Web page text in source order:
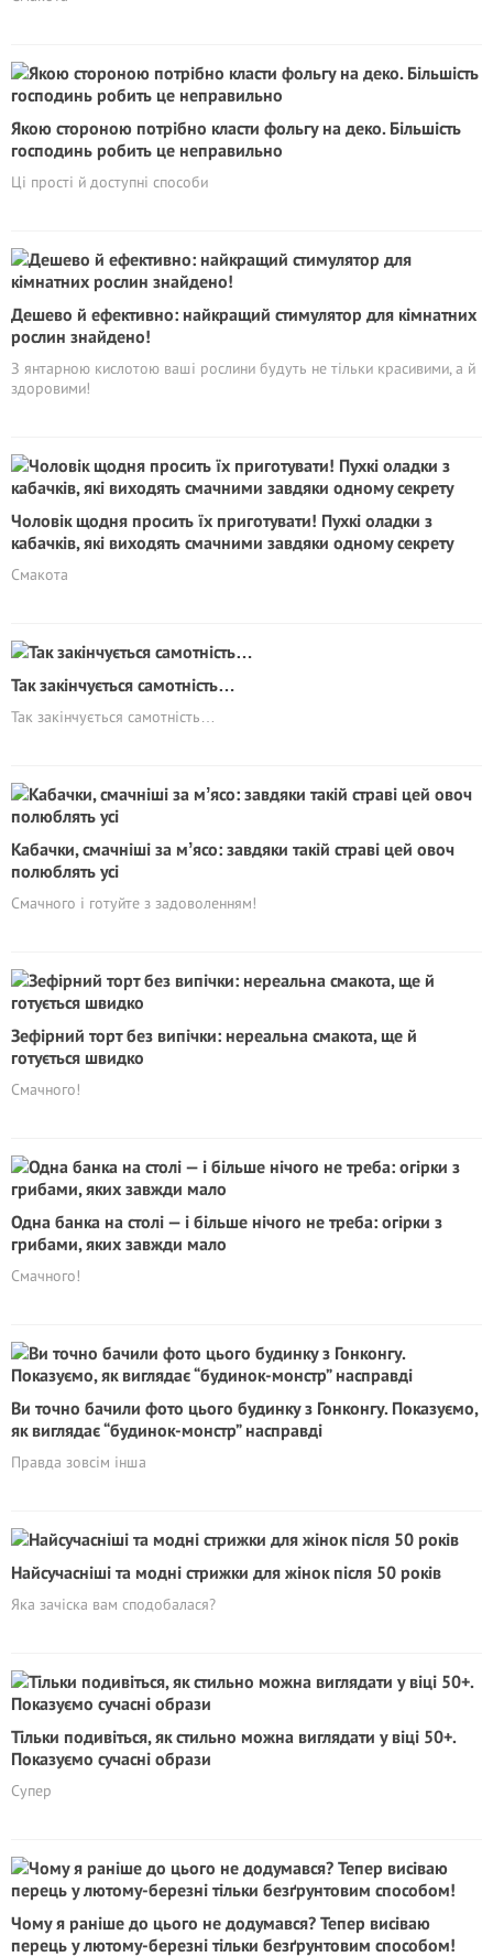
Якою стороною потрібно класти фольгу на деко. Більшість
господинь робить це неправильно
Ці прості й доступні способи
Дешево й ефективно: найкращий стимулятор для кімнатних
рослин знайдено!
З янтарною кислотою ваші рослини будуть не тільки красивими, а й
здоровими!
Чоловік щодня просить їх приготувати! Пухкі оладки з
кабачків, які виходять смачними завдяки одному секрету
Смакота
Так закінчується самотність…
Так закінчується самотність…
Кабачки, смачніші за мʼясо: завдяки такій страві цей овоч
полюблять усі
Смачного і готуйте з задоволенням!
Зефірний торт без випічки: нереальна смакота, ще й
готується швидко
Смачного!
Одна банка на столі — і більше нічого не треба: огірки з
грибами, яких завжди мало
Смачного!
Ви точно бачили фото цього будинку з Гонконгу. Показуємо,
як виглядає “будинок-мoнcтp” насправді
Правда зовсім інша
Найсучасніші та модні стрижки для жінок після 50 років
Яка зачіска вам сподобалася?
Тільки подивіться, як стильно можна виглядати у віці 50+.
Показуємо сучасні образи
Супер
Чому я раніше до цього не додумався? Тепер висіваю
перець у лютому-березні тільки безґрунтовим способом!